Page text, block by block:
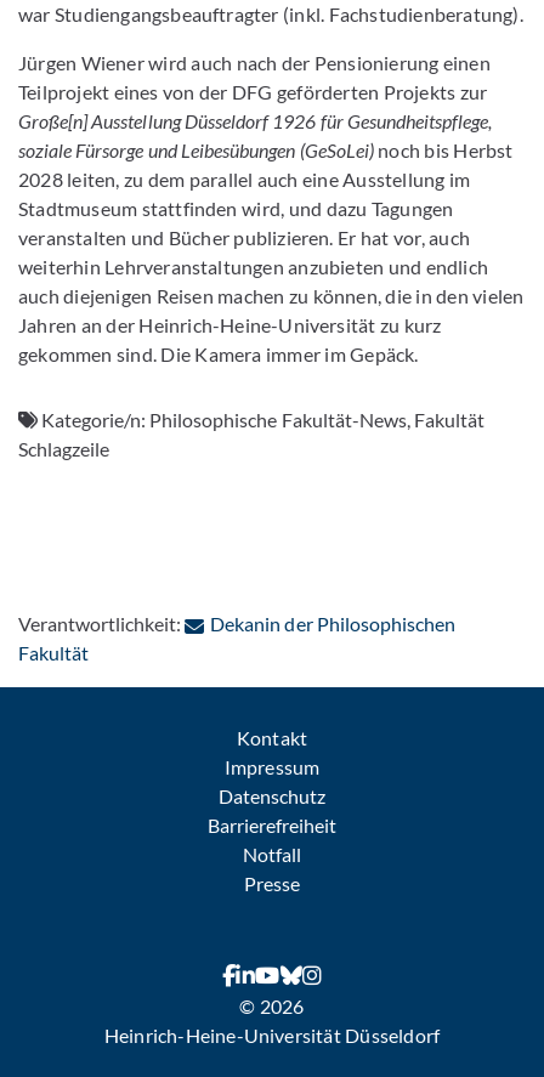
war Studiengangsbeauftragter (inkl. Fachstudienberatung).
Jürgen Wiener wird auch nach der Pensionierung einen
Teilprojekt eines von der DFG geförderten Projekts zur
Große[n] Ausstellung Düsseldorf 1926 für Gesundheitspflege,
soziale Fürsorge und Leibesübungen (GeSoLei)noch bis Herbst
2028 leiten, zu dem parallel auch eine Ausstellung im
Stadtmuseum stattfinden wird, und dazu Tagungen
veranstalten und Bücher publizieren. Er hat vor, auch
weiterhin Lehrveranstaltungen anzubieten und endlich
auch diejenigen Reisen machen zu können, die in den vielen
Jahren an der Heinrich-Heine-Universität zu kurz
gekommen sind. Die Kamera immer im Gepäck.
Kategorie/n: Philosophische Fakultät-News, Fakultät
Schlagzeile
Verantwortlichkeit:
Dekanin der Philosophischen
Fakultät: Per E-Mail kontaktieren
Kontakt
Impressum
Datenschutz
Barrierefreiheit
Notfall
Presse
© 2026
Heinrich-Heine-Universität Düsseldorf